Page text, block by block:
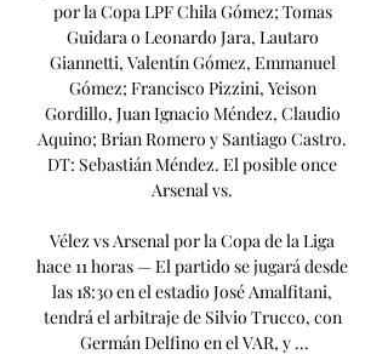
por la Copa LPF Chila Gómez; Tomas
Guidara o Leonardo Jara, Lautaro
Giannetti, Valentín Gómez, Emmanuel
Gómez; Francisco Pizzini, Yeison
Gordillo, Juan Ignacio Méndez, Claudio
Aquino; Brian Romero y Santiago Castro.
DT: Sebastián Méndez. El posible once
Arsenal vs.
Vélez vs Arsenal por la Copa de la Liga
hace 11 horas — El partido se jugará desde
las 18:30 en el estadio José Amalfitani,
tendrá el arbitraje de Silvio Trucco, con
Germán Delfino en el VAR, y ...